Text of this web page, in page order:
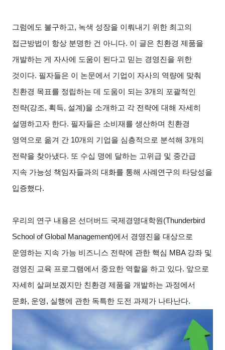
그럼에도 불구하고, 녹색 성장을 이뤄내기 위한 최고의
접근방법이 항상 분명한 건 아니다. 이 글은 친환경 제품을
개발하는 게 자사에 도움이 된다고 믿는 경영진을 위한
것이다. 필자들은 이 논문에서 기업이 자사의 역량에 맞춰
친환경 목표를 정립하는 데 도움이 되는 3개의 포괄적인
전략(강조, 획득, 설계)을 소개하고 각 전략에 대해 자세히
설명하고자 한다. 필자들은 소비재를 생산하며 친환경
영역으로 옮겨 간 10개의 기업을 심층적으로 분석해 3개의
전략을 찾아냈다. 또 수십 명에 달하는 고위급 및 중간급
지속 가능성 책임자들과의 대화를 통해 사례연구의 타당성을
입증했다.
우리의 연구 내용은 선더버드 국제경영대학원(Thunderbird
School of Global Management)에서 경영진을 대상으로
운영하는 지속 가능 비즈니스 전략에 관한 핵심 MBA 강좌 및
경영진 교육 프로그램에서 중요한 역할을 하고 있다. 앞으로
자세히 살펴보겠지만 친환경 제품을 개발하는 과정에서
문화, 운영, 실행에 관한 독특한 도전 과제가 나타난다.